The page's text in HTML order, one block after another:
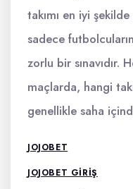
takımı en iyi
sadece
zorlu bir sınavıdır.
maçlarda, hangi
genellikle saha
JOJOBET
JOJOBET GIRIŞ